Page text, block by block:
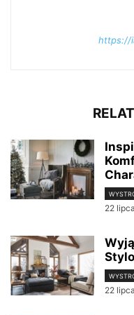
https://
22
22